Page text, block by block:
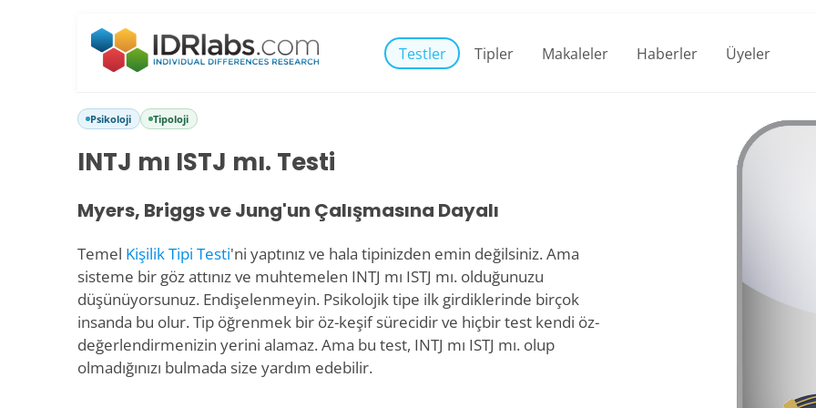
Testler Tipler Makaleler Haberler Üyeler
Psikoloji Tipoloji
INTJ mı ISTJ mı. Testi
Myers, Briggs ve Jung'un Çalışmasına Dayalı
Temel Kişilik Tipi Testi'ni yaptınız ve hala tipinizden emin değilsiniz. Ama
sisteme bir göz attınız ve muhtemelen INTJ mı ISTJ mı. olduğunuzu
düşünüyorsunuz. Endişelenmeyin. Psikolojik tipe ilk girdiklerinde birçok
insanda bu olur. Tip öğrenmek bir öz-keşif sürecidir ve hiçbir test kendi öz-
değerlendirmenizin yerini alamaz. Ama bu test, INTJ mı ISTJ mı. olup
olmadığınızı bulmada size yardım edebilir.